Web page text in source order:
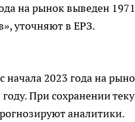
на рынок выведен
уточняют в ЕРЗ.
начала 2023 года на
При сохранении
аналитики.